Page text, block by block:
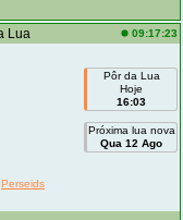
Lua 09:17:23
Pôr da Lua
Hoje
16:03
Próxima lua nova
Qua 12 Ago
Perseids